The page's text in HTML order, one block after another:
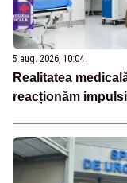
5 aug. 2026, 10:04
Realitatea
reacționăm